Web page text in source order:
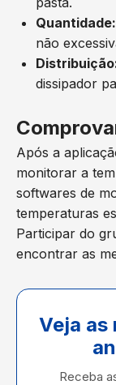
Quantidade:
não
dissipador
Após a
monitorar a
softwares de
temperaturas
Participar do
encontrar as
Veja as
Receba